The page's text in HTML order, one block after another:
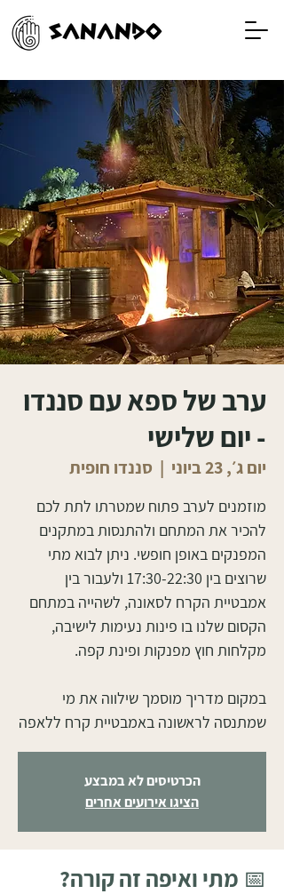
ערב של ספא עם סננדו
- יום שלישי
יום ג׳, 23 ביוני
  |
סננדו חופית
מוזמנים לערב פתוח שמטרתו לתת לכם
להכיר את המתחם ולהתנסות במתקנים
המפנקים באופן חופשי. ניתן לבוא מתי
שרוצים בין 17:30-22:30 ולעבור בין
אמבטיית הקרח לסאונה, לשהייה במתחם
הקסום שלנו בו פינות נעימות לישיבה,
במקום מדריך מוסמך שילווה את מי
שמתנסה לראשונה באמבטיית קרח ללאפה
הכרטיסים לא במבצע
הציגו אירועים אחרים
📅 מתי ואיפה זה קורה?